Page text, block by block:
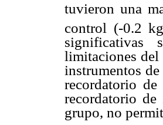
tuvieron una
control (-0.2
significativas
limitaciones
instrumentos
recordatorio
recordatorio
grupo, no